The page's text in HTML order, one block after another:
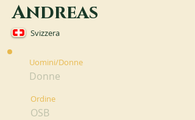
Andreas
Svizzera
Uomini/Donne
Donne
Ordine
OSB